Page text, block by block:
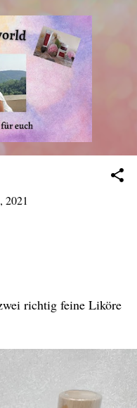
2021
richtig feine Liköre